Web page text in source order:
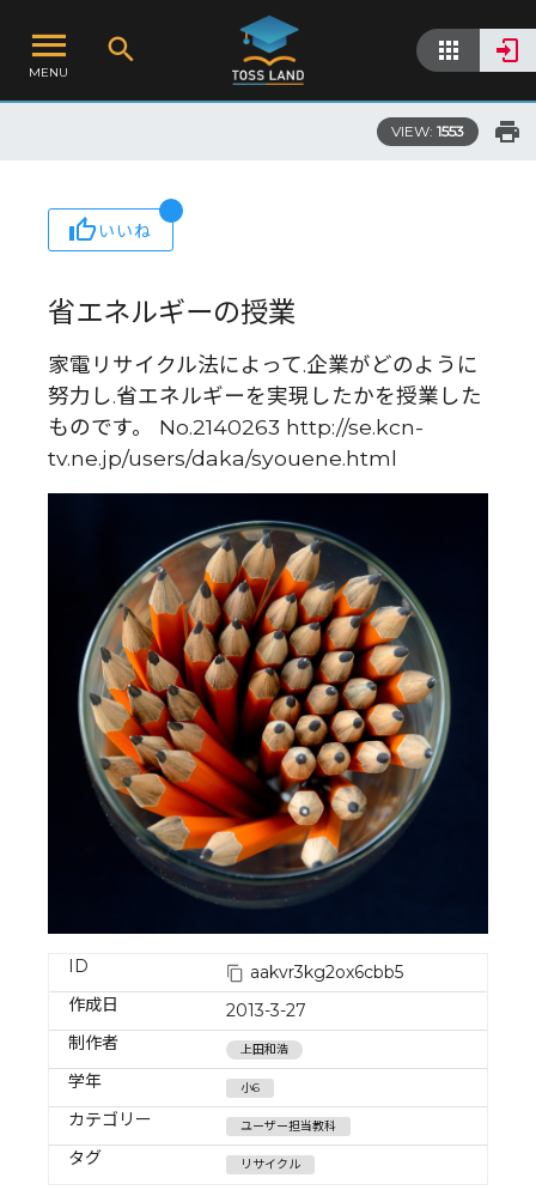
MENU
VIEW: 1553
いいね
省エネルギーの授業
家電リサイクル法によって.企業がどのように
努力し.省エネルギーを実現したかを授業した
ものです。 No.2140263 http://se.kcn-
tv.ne.jp/users/daka/syouene.html
ID
aakvr3kg2ox6cbb5
作成日
2013-3-27
制作者
上田和浩
学年 小6
カテゴリー ユーザー担当教科
タグ リサイクル